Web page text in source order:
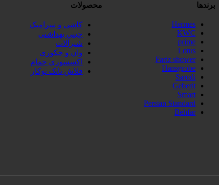
محصولات
کاشی و سرامیک
چینی بهداشتی
شیرآلات
وان و جکوزی
اکسسوری حمام
فلاش تانک توکار
برندها
Hermes
KWC
prime
Lotus
Fariz shower
Hansgrobe
Sarodi
Geberit
Smart
Persian Standard
Behfar